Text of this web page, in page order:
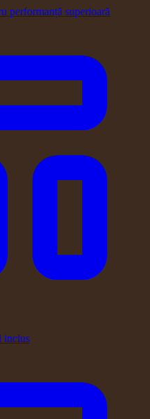
performanță superioară
inclus